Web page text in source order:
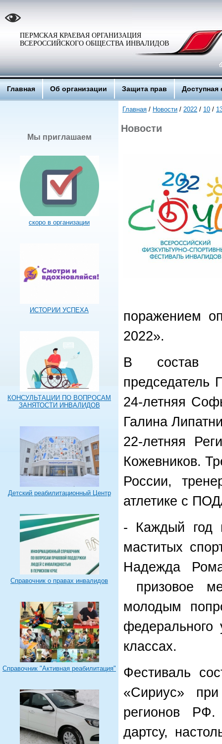
ПЕРМСКАЯ КРАЕВАЯ ОРГАНИЗАЦИЯ
ВСЕРОССИЙСКОГО ОБЩЕСТВА ИНВАЛИДОВ
Главная Об организации Защита прав Доступная
Мы приглашаем
скоро в организации
ИСТОРИИ УСПЕХА
КОНСУЛЬТАЦИИ ПО ВОПРОСАМ
ЗАНЯТОСТИ ИНВАЛИДОВ
Детский реабилитационный Центр
Справочник о правах инвалидов
Справочник "Активная реабилитация"
Главная / Новости / 2022 / 10 /
Новости
поражением
2022».
В состав
24-летняя
Галина
22-летняя
Кожевников.
России,
атлетике с
- Каждый год
маститых
Надежда
призовое
молодым
классах.
Фестиваль
«Сириус» при
регионов
дартсу,